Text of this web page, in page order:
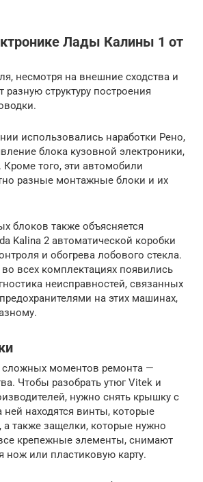
Лады Калины 1 от
несмотря на внешние сходства и
структуру построения
использовались наработки Рено,
блока кузовной электроники,
Кроме того, эти автомобили
разные монтажные блоки и их
блоков также объясняется
Kalina 2 автоматической коробки
и обогрева лобового стекла.
всех комплектациях появились
неисправностей, связанных
на этих машинах,
сложных моментов ремонта —
Чтобы разобрать утюг Vitek и
нужно снять крышку с
находятся винты, которые
а также защелки, которые нужно
крепежные элементы, снимают
нож или пластиковую карту.